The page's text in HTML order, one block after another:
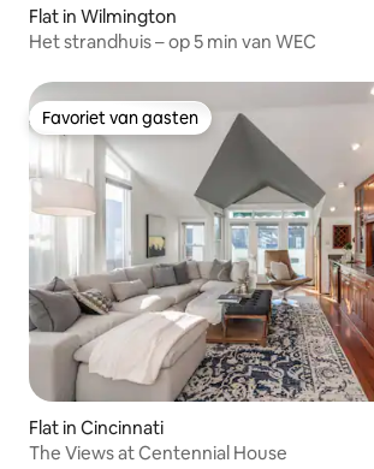
Flat in Wilmington
Het strandhuis – op 5 min van WEC
Favoriet van gasten
Favoriet van gasten
Flat in Cincinnati
The Views at Centennial House